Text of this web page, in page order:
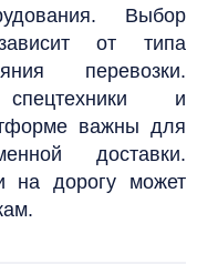
Выбор
от типа
перевозки.
и
важны для
доставки.
на дорогу может